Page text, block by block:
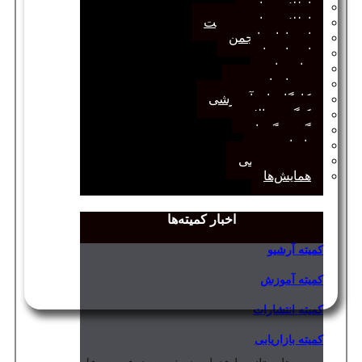
اطلاعیه‌ها
اطلاعیه‌های عضویت
افتخارات انجمن
انتصاب‌ها
بیانیه‌ها
رویدادهای مهم
کارگاه‌های آموزشی
کنگره سالانه
گفت‌وگوها
یادداشت
مجمع عمومی
همایش‌ها
اخبار کمیته‌ها
کمیته آرشیو
کمیته آموزش
کمیته انتشارات
کمیته بازاریابی